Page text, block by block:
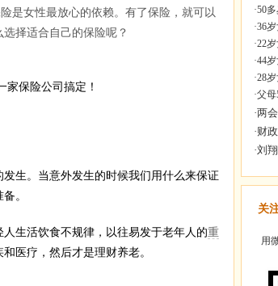
是女性最放心的依赖。有了保险，就可以
择适合自己的保险呢？
保险公司搞定！
生。当意外发生的时候我们用什么来保证
。
生活饮食不规律，以往易发于老年人的重
医疗，然后才是理财养老。
·50
·36
·22
·44
·28
·父母
关
用